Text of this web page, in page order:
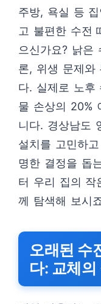
주방, 욕실 등
고 불편한 수전
으신가요? 낡은
론, 위생 문제와
다. 실제로 노후
물 손상의 20%
니다. 경상남도
설치를 고민하
명한 결정을 돕
터 우리 집의 작
께 탐색해 보시
오래된 수
다: 교체의